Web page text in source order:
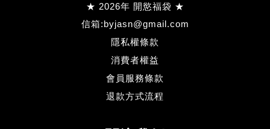
★ 2026年 開慾福袋 ★
信箱:byjasn@gmail.com
隱私權條款
消費者權益
會員服務條款
退款方式流程